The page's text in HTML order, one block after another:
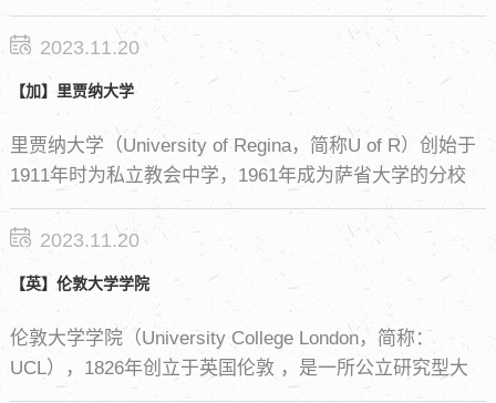
综合类大学之一。温莎大学计算机科学和工程学科教学水
平居加拿大前列 [1]。
2023.11.20
【加】里贾纳大学
里贾纳大学（University of Regina，简称U of R）创始于
1911年时为私立教会中学，1961年成为萨省大学的分校
区，1974年脱离并成为自主的公立大学。学校位于加拿大
中南部萨斯喀彻温省首府里贾纳市（Regina），为加拿大
2023.11.20
【英】伦敦大学学院
伦敦大学学院（University College London，简称：
UCL），1826年创立于英国伦敦 ，是一所公立研究型大
学 。 伦敦大学学院是伦敦大学联盟的创校学院、罗素大